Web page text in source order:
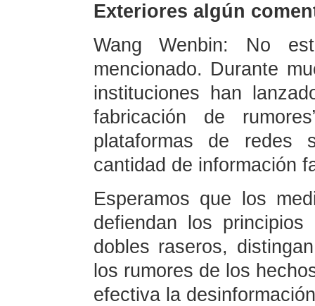
Exteriores algún
Wang Wenbin: No
mencionado. Durante
instituciones han
fabricación de
plataformas de redes
cantidad de información
Esperamos que los
defiendan los
dobles raseros,
los rumores de los
efectiva la